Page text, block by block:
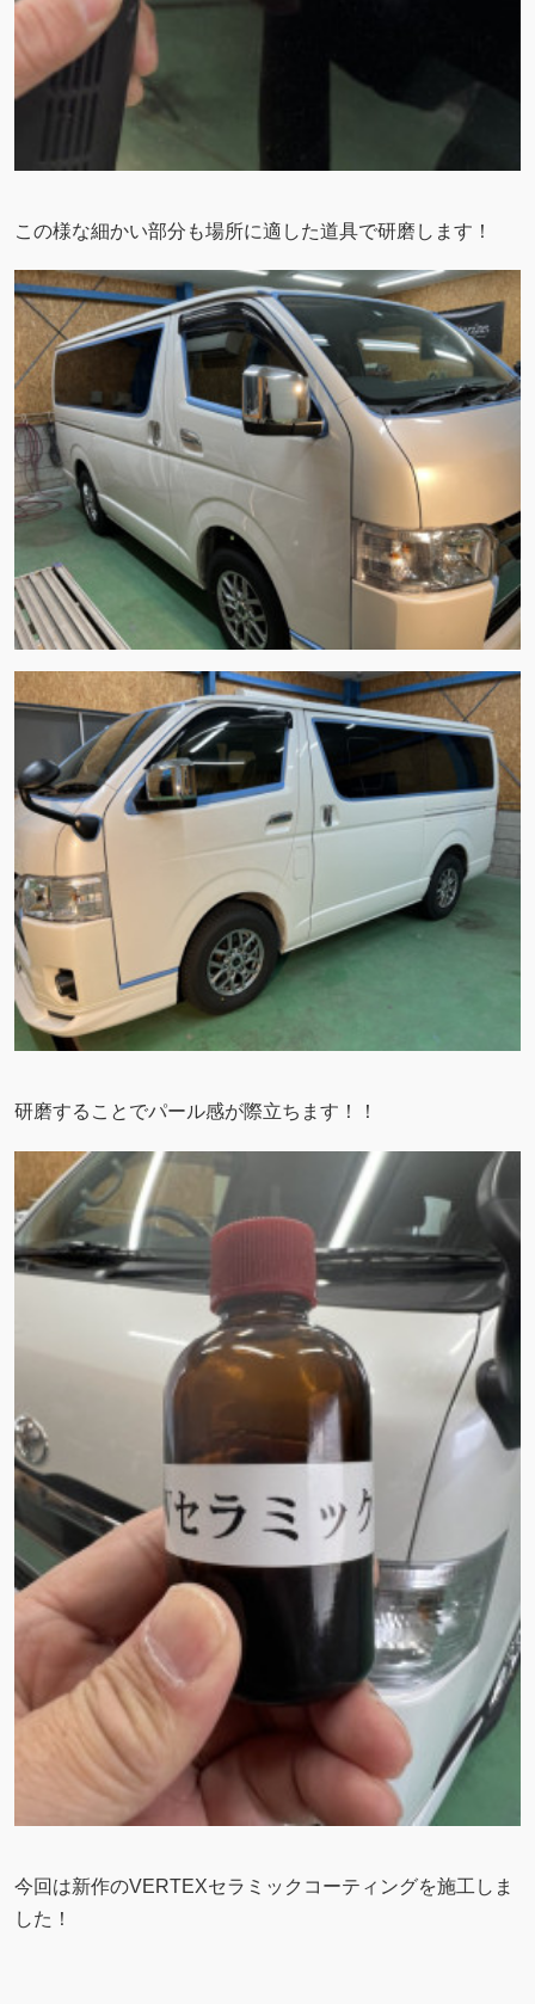
この様な細かい部分も場所に適した道具で研磨します！
研磨することでパール感が際立ちます！！
今回は新作のVERTEXセラミックコーティングを施工しま
した！